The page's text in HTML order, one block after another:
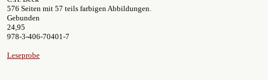
576 Seiten mit 57 teils farbigen Abbildungen.
Gebunden
24,95
978-3-406-70401-7
Leseprobe